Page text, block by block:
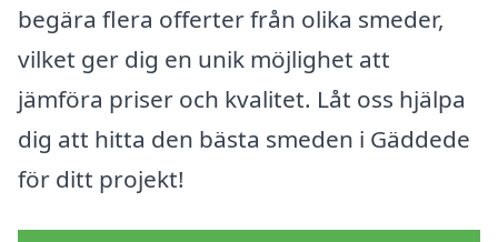
begära flera offerter från olika smeder,
vilket ger dig en unik möjlighet att
jämföra priser och kvalitet. Låt oss hjälpa
dig att hitta den bästa smeden i Gäddede
för ditt projekt!